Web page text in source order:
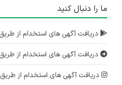
ما را دنبال کنید
دریافت آگهی های استخدام از
دریافت آگهی های استخدام از طریق
دریافت آگهی های استخدام از طریق